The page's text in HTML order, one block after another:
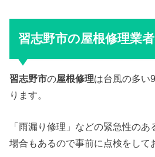
習志野市の屋根修理業
習志野市の屋根修理は台風の多い
ります。
「雨漏り修理」などの緊急性の
場合もあるので事前に点検をして